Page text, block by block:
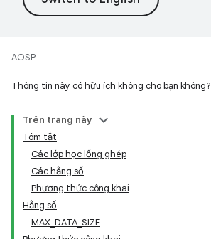
AOSP
Thông tin này có hữu ích không cho bạn không?
Trên trang này
Tóm tắt
Các lớp học lồng ghép
Các hằng số
Phương thức công khai
Hằng số
MAX_DATA_SIZE